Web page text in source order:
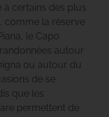
à certains des plus
comme la réserve
le Capo
randonnées autour
ou autour du
de se
que les
permettent de